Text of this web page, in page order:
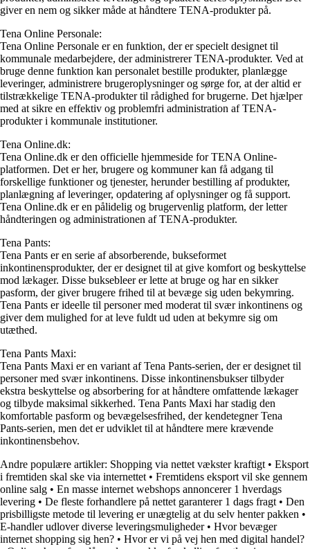
giver en nem og sikker måde at håndtere TENA-produkter på.
Tena Online Personale:
Tena Online Personale er en funktion, der er specielt designet til
kommunale medarbejdere, der administrerer TENA-produkter. Ved at
bruge denne funktion kan personalet bestille produkter, planlægge
leveringer, administrere brugeroplysninger og sørge for, at der altid er
tilstrækkelige TENA-produkter til rådighed for brugerne. Det hjælper
med at sikre en effektiv og problemfri administration af TENA-
produkter i kommunale institutioner.
Tena Online.dk:
Tena Online.dk er den officielle hjemmeside for TENA Online-
platformen. Det er her, brugere og kommuner kan få adgang til
forskellige funktioner og tjenester, herunder bestilling af produkter,
planlægning af leveringer, opdatering af oplysninger og få support.
Tena Online.dk er en pålidelig og brugervenlig platform, der letter
håndteringen og administrationen af TENA-produkter.
Tena Pants:
Tena Pants er en serie af absorberende, bukseformet
inkontinensprodukter, der er designet til at give komfort og beskyttelse
mod lækager. Disse buksebleer er lette at bruge og har en sikker
pasform, der giver brugere frihed til at bevæge sig uden bekymring.
Tena Pants er ideelle til personer med moderat til svær inkontinens og
giver dem mulighed for at leve fuldt ud uden at bekymre sig om
utæthed.
Tena Pants Maxi:
Tena Pants Maxi er en variant af Tena Pants-serien, der er designet til
personer med svær inkontinens. Disse inkontinensbukser tilbyder
ekstra beskyttelse og absorbering for at håndtere omfattende lækager
og tilbyde maksimal sikkerhed. Tena Pants Maxi har stadig den
komfortable pasform og bevægelsesfrihed, der kendetegner Tena
Pants-serien, men det er udviklet til at håndtere mere krævende
inkontinensbehov.
Andre populære artikler: Shopping via nettet vækster kraftigt • Eksport
i fremtiden skal ske via internettet • Fremtidens eksport vil ske gennem
online salg • En masse internet webshops annoncerer 1 hverdags
levering • De fleste forhandlere på nettet garanterer 1 dags fragt • Den
prisbilligste metode til levering er unægtelig at du selv henter pakken •
E-handler udlover diverse leveringsmuligheder• Hvor bevæger
internet shopping sig hen? • Hvor er vi på vej hen med digital handel?